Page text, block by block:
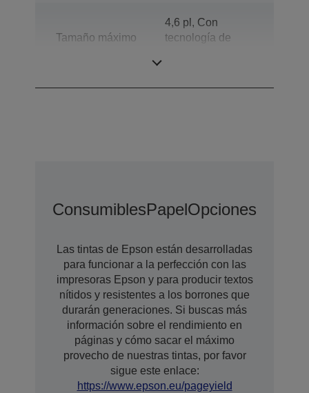
Tamaño máximo
4,6 pl, Con
tecnología de
ConsumiblesPapelOpciones De
Las tintas de Epson están desarrolladas
para funcionar a la perfección con las
impresoras Epson y para producir textos
nítidos y resistentes a los borrones que
durarán generaciones. Si buscas más
información sobre el rendimiento en
páginas y cómo sacar el máximo
provecho de nuestras tintas, por favor
sigue este enlace:
https://www.epson.eu/pageyield